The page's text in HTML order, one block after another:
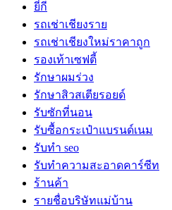
ยี่กี
รถเช่าเชียงราย
รถเช่าเชียงใหม่ราคาถูก
รองเท้าเซฟตี้
รักษาผมร่วง
รักษาสิวสเตียรอยด์
รับซักที่นอน
รับซื้อกระเป๋าแบรนด์เนม
รับทำ seo
รับทำความสะอาดคาร์ซีท
ร้านค้า
รายชื่อบริษัทแม่บ้าน